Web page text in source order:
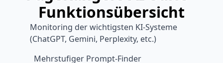
Funktionsübersicht
Monitoring der wichtigsten KI-Systeme
(ChatGPT, Gemini, Perplexity, etc.)
Mehrstufiger Prompt-Finder